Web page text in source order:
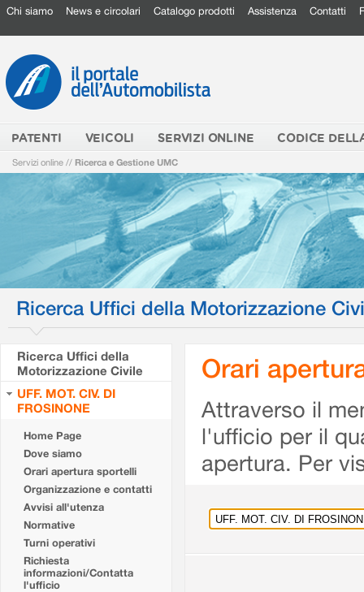
Chi siamo News e circolari Catalogo prodotti Assistenza Contatti
PATENTI VEICOLI SERVIZI ONLINE CODICE
Servizi online // Ricerca e Gestione UMC
Ricerca Uffici della Motorizzazione
Ricerca Uffici della
Motorizzazione Civile
UFF. MOT. CIV. DI
FROSINONE
Home Page
Dove siamo
Orari apertura sportelli
Organizzazione e contatti
Avvisi all'utenza
Normative
Turni operativi
Richiesta
informazioni/Contatta
l'ufficio
Orari
Attraverso il
l'ufficio per il
apertura. Per